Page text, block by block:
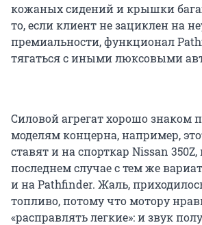
кожаных сидений и крышки
то, если клиент не зациклен на
премиальности, функционал
тягаться с иными люксовыми
Силовой агрегат хорошо знаком
моделям концерна, например,
ставят и на спорткар Nissan
последнем случае с тем же
и на Pathfinder. Жаль,
топливо, потому что мотору
«расправлять легкие»: и звук